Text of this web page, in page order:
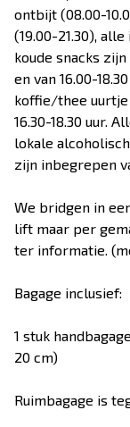
ontbijt (08.00-
(19.00-21.30),
koude snacks
en van 16.00-
koffie/thee uurtje
16.30-18.30 uur.
lokale
zijn inbegrepen
We bridgen in
lift maar per
ter informatie.
Bagage inclusief:
1 stuk
20 cm)
Ruimbagage is